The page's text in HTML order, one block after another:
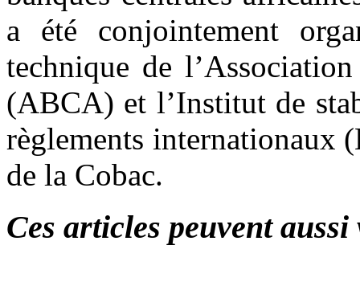
a été conjointement
technique de
(ABCA) et l’Institut de
règlements internationaux
de la Cobac.
Ces articles peuvent